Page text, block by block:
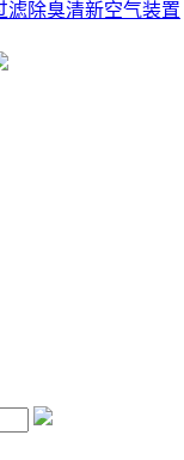
滤除臭清新空气装置